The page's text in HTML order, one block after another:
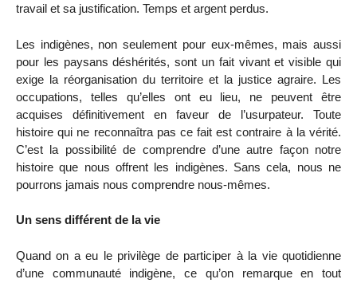
travail et sa justification. Temps et argent perdus.
Les indigènes, non seulement pour eux-mêmes, mais aussi
pour les paysans déshérités, sont un fait vivant et visible qui
exige la réorganisation du territoire et la justice agraire. Les
occupations, telles qu’elles ont eu lieu, ne peuvent être
acquises définitivement en faveur de l’usurpateur. Toute
histoire qui ne reconnaîtra pas ce fait est contraire à la vérité.
C’est la possibilité de comprendre d’une autre façon notre
histoire que nous offrent les indigènes. Sans cela, nous ne
pourrons jamais nous comprendre nous-mêmes.
Un sens différent de la vie
Quand on a eu le privilège de participer à la vie quotidienne
d’une communauté indigène, ce qu’on remarque en tout